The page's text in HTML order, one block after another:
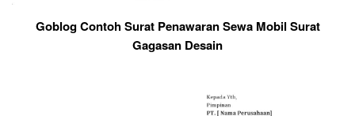
Goblog Contoh Surat Penawaran Sewa Mobil Surat
Gagasan Desain